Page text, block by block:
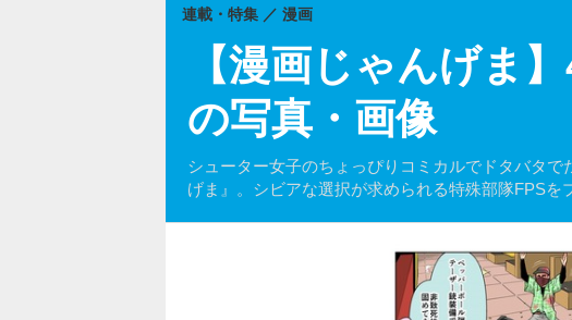
【漫画じゃんげま
の写真・画像
シューター女子のちょっぴりコミカルでドタバタ
げま』。シビアな選択が求められる特殊部隊FPSを
連載・特集 漫画